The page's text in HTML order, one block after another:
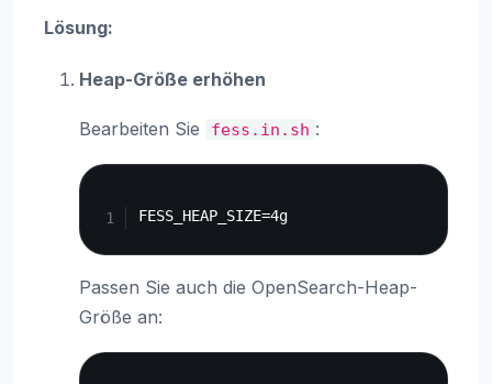
Lösung:
Heap-Größe erhöhen
Bearbeiten Sie fess.in.sh :
Passen Sie auch die OpenSearch-Heap-
Größe an: